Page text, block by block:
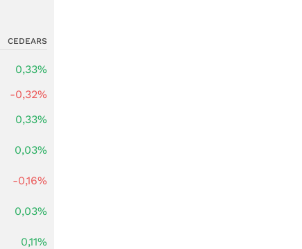
CEDEARS
0,33%
-0,32%
0,33%
0,03%
-0,16%
0,03%
0,11%